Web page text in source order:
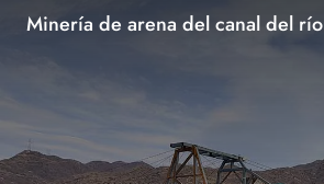
Minería de arena del canal del río